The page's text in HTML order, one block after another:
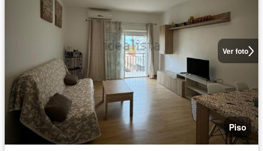
Ver foto
Piso